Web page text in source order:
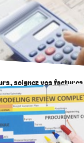
soignez vos